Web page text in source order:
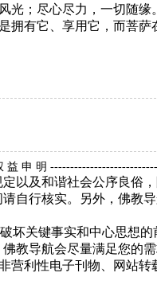
光；尽心尽力，一切随缘。
它、享用它，而菩萨
益 申 明
定以及和谐社会公序良俗
自行核实。另外，佛教
关键事实和中心思想
教导航会尽量满足您的需
利性电子刊物、网站转